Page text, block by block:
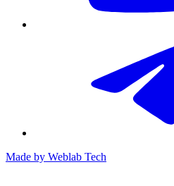
Made by Weblab Tech